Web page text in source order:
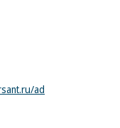
ad